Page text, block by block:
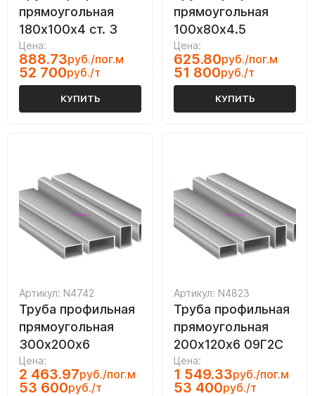
прямоугольная
180х100х4 ст. 3
Цена:
888.73руб./пог.м
52 700руб./т
КУПИТЬ
прямоугольная
100х80х4.5
Цена:
625.80руб./пог.м
51 800руб./т
КУПИТЬ
Артикул: N4742
Труба профильная
прямоугольная
300х200х6
Цена:
2 463.97руб./пог.м
53 600руб./т
Артикул: N4823
Труба профильная
прямоугольная
200х120х6 09Г2С
Цена:
1 549.33руб./пог.м
53 400руб./т